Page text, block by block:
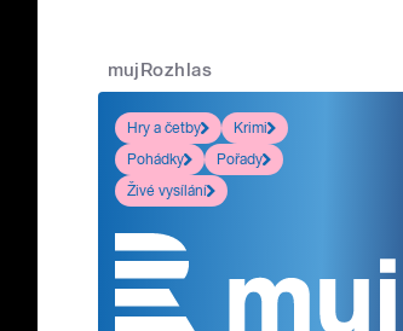
mujRozhlas
Hry a četby
Krimi
Pohádky
Pořady
Živé vysílání